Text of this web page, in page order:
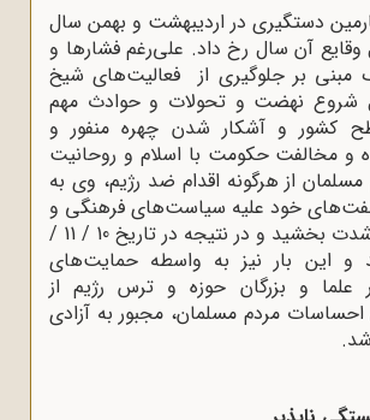
دستگیری در اردیبهشت و بهمن سال
وقایع آن سال رخ داد. علی‌رغم فشارها و
مبنی بر جلوگیری از فعالیت‌های شیخ
شروع نهضت و تحولات و حوادث مهم
کشور و آشکار شدن چهره منفور و
و مخالفت حکومت با اسلام و روحانیت
از هرگونه اقدام ضد رژیم، وی به
خود علیه سیاست‌های فرهنگی و
اجتماعی رژیم، شدت بخشید و در نتیجه در تاریخ 10 / 11 /
و این بار نیز به واسطه حمایت‌های
و بزرگان حوزه و ترس رژیم از
مردم مسلمان، مجبور به آزادی